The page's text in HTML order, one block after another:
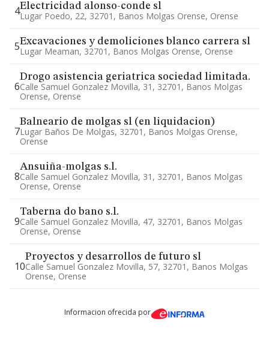
4Electricidad alonso-conde sl
Lugar Poedo, 22, 32701, Banos Molgas Orense, Orense
5Excavaciones y demoliciones blanco carrera sl
Lugar Meaman, 32701, Banos Molgas Orense, Orense
6
Drogo asistencia geriatrica sociedad limitada.
Calle Samuel Gonzalez Movilla, 31, 32701, Banos Molgas
Orense, Orense
7
Balneario de molgas sl (en liquidacion)
Lugar Baños De Molgas, 32701, Banos Molgas Orense,
Orense
8
Ansuiña-molgas s.l.
Calle Samuel Gonzalez Movilla, 31, 32701, Banos Molgas
Orense, Orense
9
Taberna do bano s.l.
Calle Samuel Gonzalez Movilla, 47, 32701, Banos Molgas
Orense, Orense
10
Proyectos y desarrollos de futuro sl
Calle Samuel Gonzalez Movilla, 57, 32701, Banos Molgas
Orense, Orense
Informacion ofrecida por